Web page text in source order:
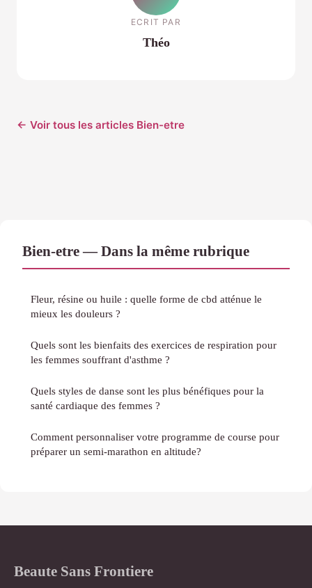
ECRIT PAR
Théo
← Voir tous les articles Bien-etre
Bien-etre — Dans la même rubrique
Fleur, résine ou huile : quelle forme de cbd atténue le
mieux les douleurs ?
Quels sont les bienfaits des exercices de respiration pour
les femmes souffrant d'asthme ?
Quels styles de danse sont les plus bénéfiques pour la
santé cardiaque des femmes ?
Comment personnaliser votre programme de course pour
préparer un semi-marathon en altitude?
Beaute Sans Frontiere